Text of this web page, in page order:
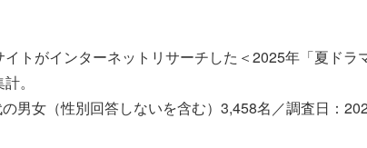
トがインターネットリサーチした＜2025年「夏ドラ
。
男女（性別回答しないを含む）3,458名／調査日：